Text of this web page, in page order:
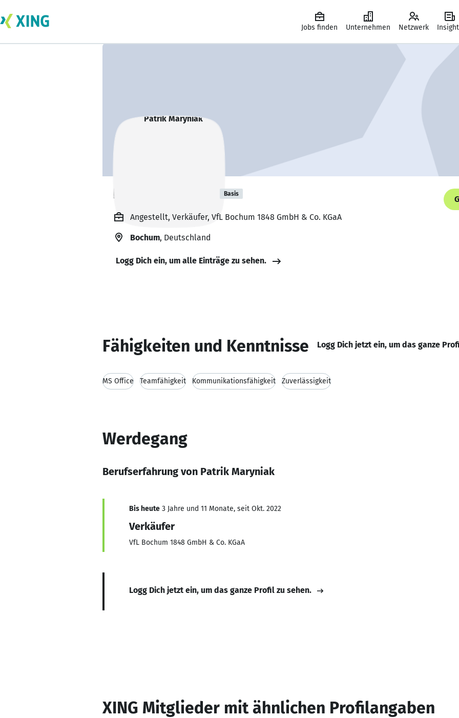
Jobs finden Unternehmen Netzwerk
Patrik Maryniak Basis
Angestellt, Verkäufer, VfL Bochum 1848 GmbH & Co. KGaA
Bochum, Deutschland
Logg Dich ein, um alle Einträge zu sehen.
Fähigkeiten und Kenntnisse Logg Dich jetzt ein, um das ganze
MS Office Teamfähigkeit Kommunikationsfähigkeit Zuverlässigkeit
Werdegang
Berufserfahrung von Patrik Maryniak
Bis heute 3 Jahre und 11 Monate, seit Okt. 2022
Verkäufer
VfL Bochum 1848 GmbH & Co. KGaA
Logg Dich jetzt ein, um das ganze Profil zu sehen.
XING Mitglieder mit ähnlichen Profilangaben